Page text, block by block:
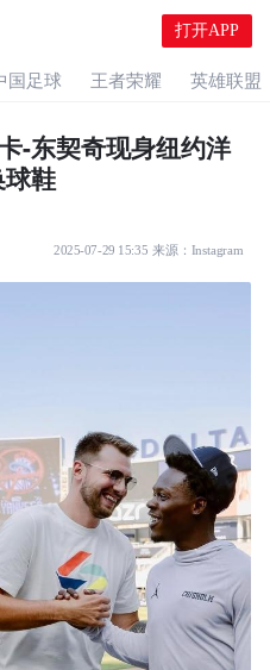
打开APP
国足球 王者荣耀 英雄联盟
-东契奇现身纽约洋
鞋
2025-07-29 15:35 来源： Instagram